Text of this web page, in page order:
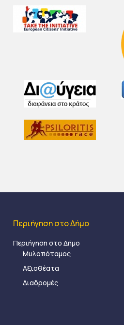
Περιήγηση στο Δήμο
Περιήγηση στο Δήμο
Μυλοπόταμος
Αξιοθέατα
Διαδρομές